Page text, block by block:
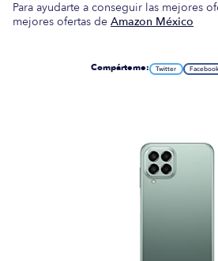
Para ayudarte a conseguir las mejores
mejores ofertas de Amazon México
Compárteme: Twitter Facebook